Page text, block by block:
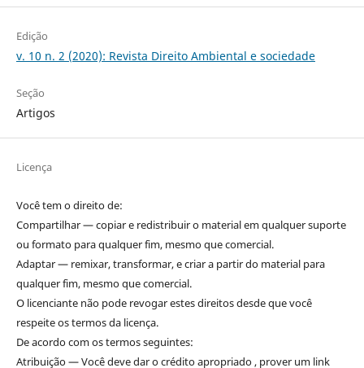
Edição
v. 10 n. 2 (2020): Revista Direito Ambiental e sociedade
Seção
Artigos
Licença
Você tem o direito de:
Compartilhar — copiar e redistribuir o material em qualquer suporte
ou formato para qualquer fim, mesmo que comercial.
Adaptar — remixar, transformar, e criar a partir do material para
qualquer fim, mesmo que comercial.
O licenciante não pode revogar estes direitos desde que você
respeite os termos da licença.
De acordo com os termos seguintes:
Atribuição — Você deve dar o crédito apropriado , prover um link